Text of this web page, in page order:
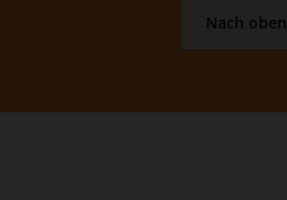
Nach oben